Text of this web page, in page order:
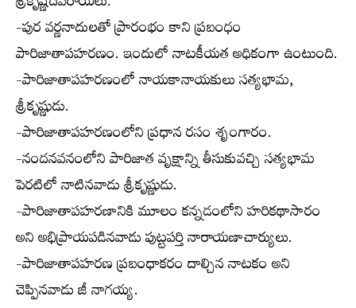
-పుర వర్ణనాదులతో ప్రారంభం కాని ప్రబంధం
పారిజాతాపహరణం. ఇందులో నాటకీయత అధికంగా ఉంటుంది.
-పారిజాతాపహరణంలో నాయకానాయకులు సత్యభామ,
శ్రీకృష్ణుడు.
-పారిజాతాపహరణంలోని ప్రధాన రసం శృంగారం.
-నందనవనంలోని పారిజాత వృక్షాన్ని తీసుకువచ్చి సత్యభామ
పెరటిలో నాటినవాడు శ్రీకృష్ణుడు.
-పారిజాతాపహరణానికి మూలం కన్నడంలోని హరికథాసారం
అని అభిప్రాయపడినవాడు పుట్టపర్తి నారాయణాచార్యులు.
-పారిజాతాపహరణ ప్రబంధాకరం దాల్చిన నాటకం అని
చెప్పినవాడు జీ నాగయ్య.